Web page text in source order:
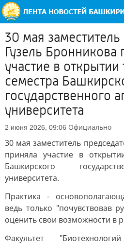
30 мая
Гузель Бронникова
участие в открытии
семестра
государственного
университета
2 июня 2026, 09:06 Официально
30 мая заместитель
приняла участие в
Башкирского
университета.
Практика -
ведь только "почувствовав
оценить свои возможности в
Факультет